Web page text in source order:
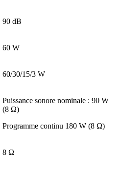
90 dB
60 W
60/30/15/3 W
Puissance sonore nominale : 90 W
(8 Ω)
Programme continu 180 W (8 Ω)
8 Ω